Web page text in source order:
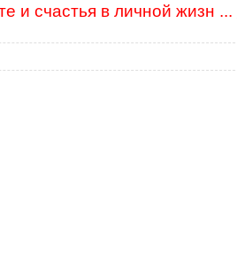
и счастья в личной жизн ...